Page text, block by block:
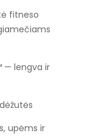
fitneso
— lengva ir
upėms ir